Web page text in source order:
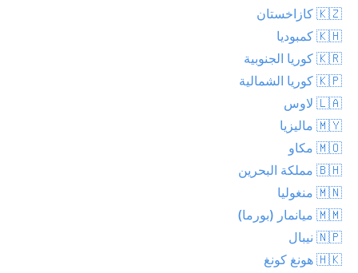
🇰🇿 كازاخستان
🇰🇭 كمبوديا
🇰🇷 كوريا الجنوبية
🇰🇵 كوريا الشمالية
🇱🇦 لاوس
🇲🇾 ماليزيا
🇲🇴 مكاو
🇧🇭 مملكة البحرين
🇲🇳 منغوليا
🇲🇲 ميانمار (بورما)
🇳🇵 نيبال
🇭🇰 هونغ كونغ